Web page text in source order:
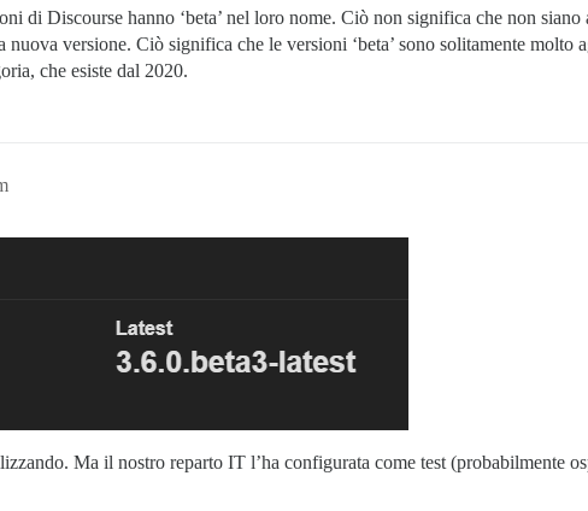
di Discourse hanno ‘beta’ nel loro nome. Ciò non significa che non
versione. Ciò significa che le versioni ‘beta’ sono solitamente molto
che esiste dal 2020.
Ma il nostro reparto IT l’ha configurata come test (probabilmente